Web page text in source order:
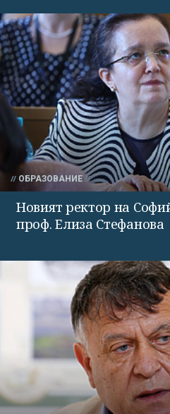
ОБРАЗОВАНИЕ
Новият ректор на
проф. Елиза Стефанова